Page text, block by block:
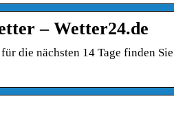
– Wetter24.de
die nächsten 14 Tage finden